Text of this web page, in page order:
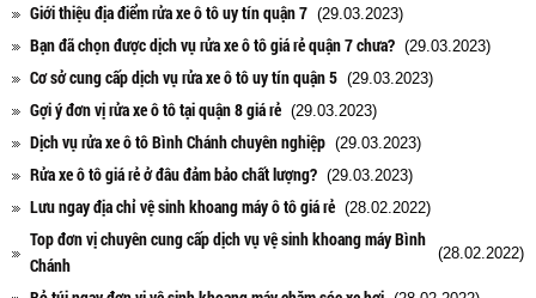
Giới thiệu địa điểm rửa xe ô tô uy tín quận 7 (29.03.2023)
Bạn đã chọn được dịch vụ rửa xe ô tô giá rẻ quận 7 chưa? (29.03.2023)
Cơ sở cung cấp dịch vụ rửa xe ô tô uy tín quận 5 (29.03.2023)
Gợi ý đơn vị rửa xe ô tô tại quận 8 giá rẻ (29.03.2023)
Dịch vụ rửa xe ô tô Bình Chánh chuyên nghiệp (29.03.2023)
Rửa xe ô tô giá rẻ ở đâu đảm bảo chất lượng? (29.03.2023)
Lưu ngay địa chỉ vệ sinh khoang máy ô tô giá rẻ (28.02.2022)
Top đơn vị chuyên cung cấp dịch vụ vệ sinh khoang máy Bình
Chánh
(28.02.2022)